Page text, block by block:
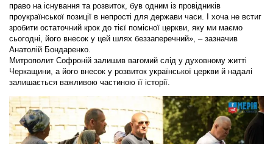
право на існування та розвиток, був одним із провідників
проукраїнської позиції в непрості для держави часи. І хоча не встиг
зробити остаточний крок до тієї помісної церкви, яку ми маємо
сьогодні, його внесок у цей шлях беззаперечний», – зазначив
Анатолій Бондаренко.
Митрополит Софроній залишив вагомий слід у духовному житті
Черкащини, а його внесок у розвиток української церкви й надалі
залишається важливою частиною її історії.